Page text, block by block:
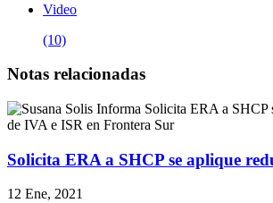
Video
(10)
Notas relacionadas
Solicita ERA a SHCP se aplique
12 Ene, 2021